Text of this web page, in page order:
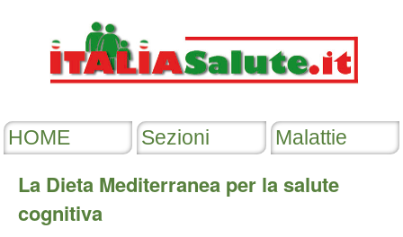
La Dieta Mediterranea per la salute
cognitiva